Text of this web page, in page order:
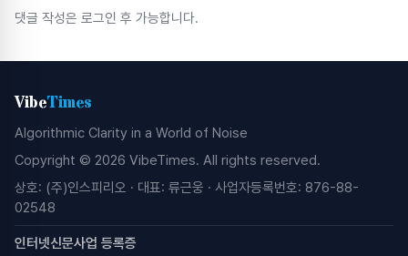
댓글 작성은 로그인 후 가능합니다.
VibeTimes
Algorithmic Clarity in a World of Noise
Copyright © 2026 VibeTimes. All rights reserved.
상호: (주)인스피리오 · 대표: 류근웅 · 사업자등록번호: 876-88-
02548
인터넷신문사업 등록증